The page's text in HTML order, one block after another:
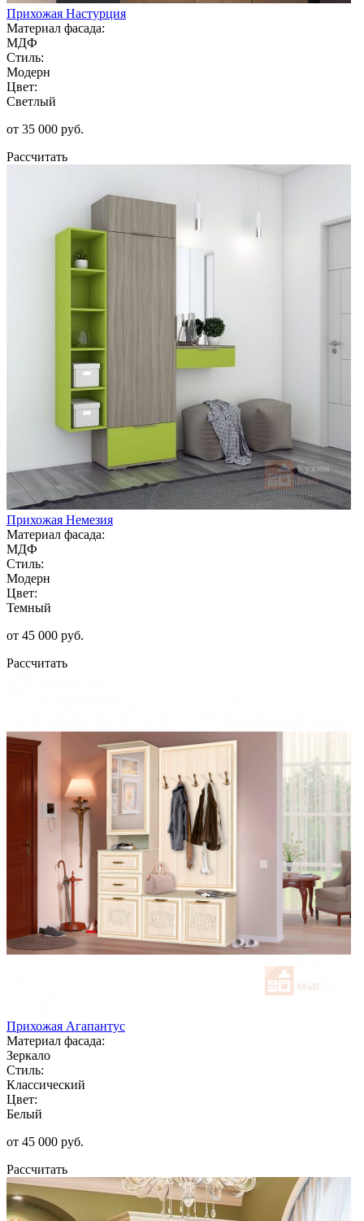
Прихожая Настурция
Материал фасада:
МДФ
Стиль:
Модерн
Цвет:
Светлый
от 35 000 руб.
Рассчитать
Прихожая Немезия
Материал фасада:
МДФ
Стиль:
Модерн
Цвет:
Темный
от 45 000 руб.
Рассчитать
Прихожая Агапантус
Материал фасада:
Зеркало
Стиль:
Классический
Цвет:
Белый
от 45 000 руб.
Рассчитать